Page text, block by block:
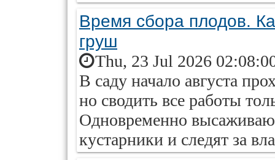
Время сбора плодов.
груш
Thu, 23 Jul 2026
В саду начало августа
но сводить все работы
Одновременно
кустарники и следят за